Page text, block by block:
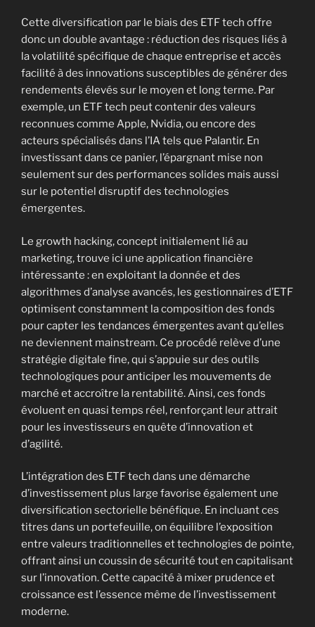
Cette diversification par le biais des ETF tech offre
donc un double avantage : réduction des risques liés à
la volatilité spécifique de chaque entreprise et accès
facilité à des innovations susceptibles de générer des
rendements élevés sur le moyen et long terme. Par
exemple, un ETF tech peut contenir des valeurs
reconnues comme Apple, Nvidia, ou encore des
acteurs spécialisés dans l’IA tels que Palantir. En
investissant dans ce panier, l’épargnant mise non
seulement sur des performances solides mais aussi
sur le potentiel disruptif des technologies
émergentes.
Le growth hacking, concept initialement lié au
marketing, trouve ici une application financière
intéressante : en exploitant la donnée et des
algorithmes d’analyse avancés, les gestionnaires d’ETF
optimisent constamment la composition des fonds
pour capter les tendances émergentes avant qu’elles
ne deviennent mainstream. Ce procédé relève d’une
stratégie digitale fine, qui s’appuie sur des outils
technologiques pour anticiper les mouvements de
marché et accroître la rentabilité. Ainsi, ces fonds
évoluent en quasi temps réel, renforçant leur attrait
pour les investisseurs en quête d’innovation et
d’agilité.
L’intégration des ETF tech dans une démarche
d’investissement plus large favorise également une
diversification sectorielle bénéfique. En incluant ces
titres dans un portefeuille, on équilibre l’exposition
entre valeurs traditionnelles et technologies de pointe,
offrant ainsi un coussin de sécurité tout en capitalisant
sur l’innovation. Cette capacité à mixer prudence et
croissance est l’essence même de l’investissement
moderne.